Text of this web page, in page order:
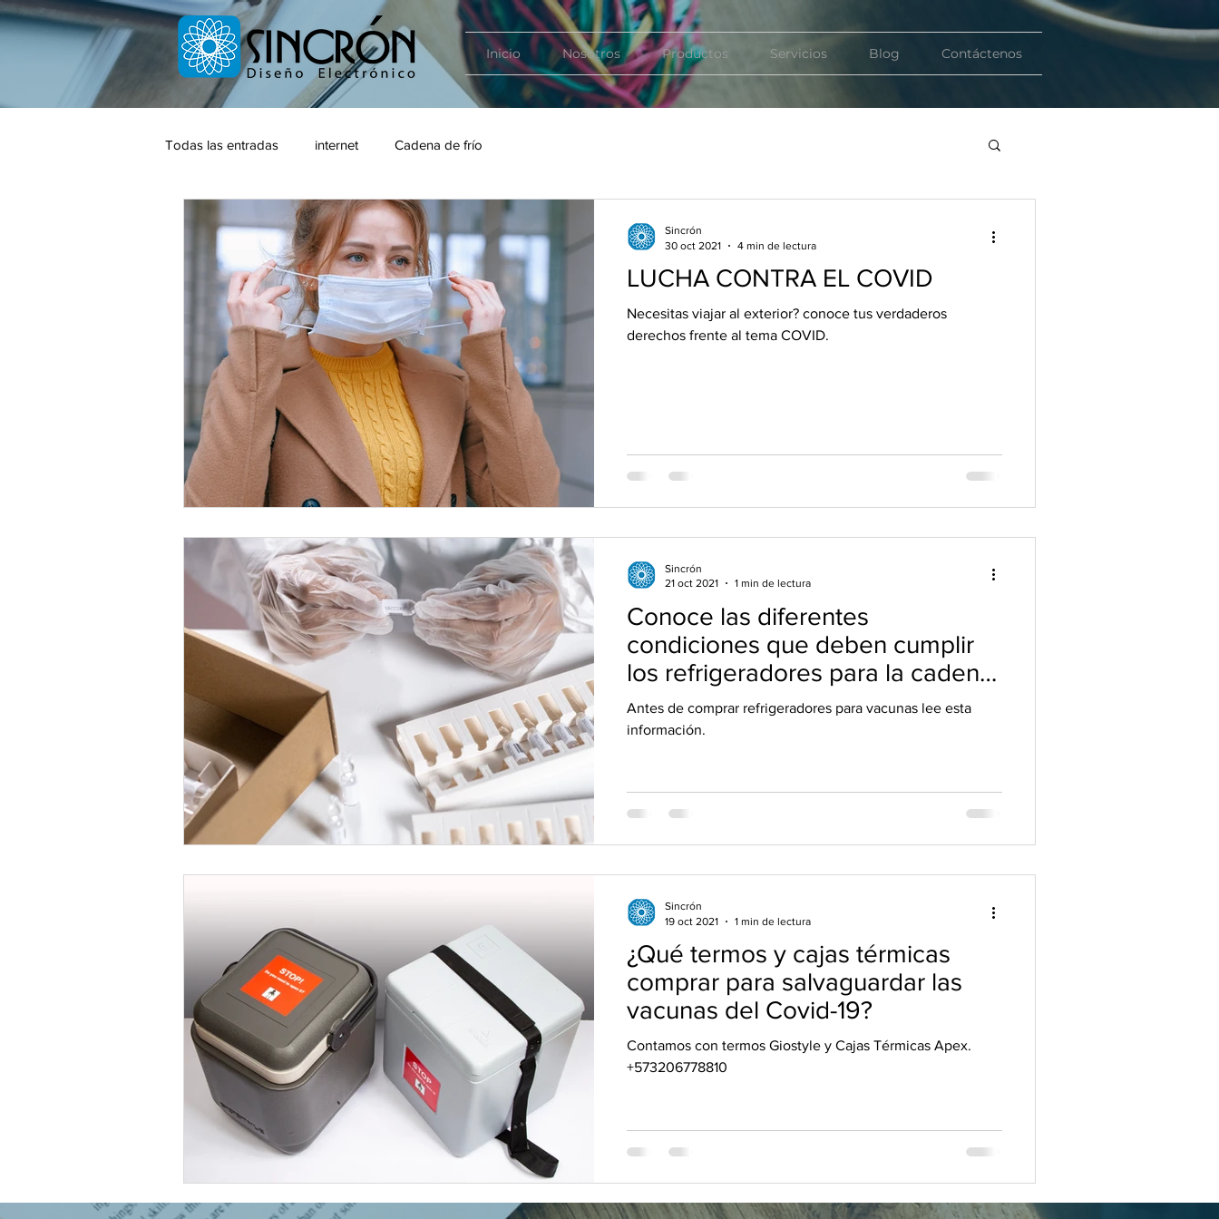
Inicio Nosotros Productos Servicios Blog Contáctenos
Todas las entradas internet Cadena de frío
LUCHA CONTRA EL COVID
Necesitas viajar al exterior? conoce tus verdaderos
derechos frente al tema COVID.
Sincrón
30 oct 2021
4 min de lectura
Conoce las diferentes
condiciones que deben cumplir
los refrigeradores para la cadena
de frio
Antes de comprar refrigeradores para vacunas lee esta
información.
Sincrón
21 oct 2021
1 min de lectura
¿Qué termos y cajas térmicas
comprar para salvaguardar las
vacunas del Covid-19?
Contamos con termos Giostyle y Cajas Térmicas Apex.
+573206778810
Sincrón
19 oct 2021
1 min de lectura